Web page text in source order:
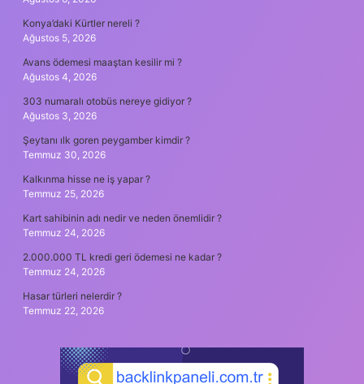
Konya’daki Kürtler nereli ?
Ağustos 5, 2026
Avans ödemesi maaştan kesilir mi ?
Ağustos 4, 2026
303 numaralı otobüs nereye gidiyor ?
Ağustos 3, 2026
Şeytanı ılk goren peygamber kimdir ?
Temmuz 30, 2026
Kalkınma hisse ne iş yapar ?
Temmuz 25, 2026
Kart sahibinin adı nedir ve neden önemlidir ?
Temmuz 24, 2026
2.000.000 TL kredi geri ödemesi ne kadar ?
Temmuz 24, 2026
Hasar türleri nelerdir ?
Temmuz 22, 2026